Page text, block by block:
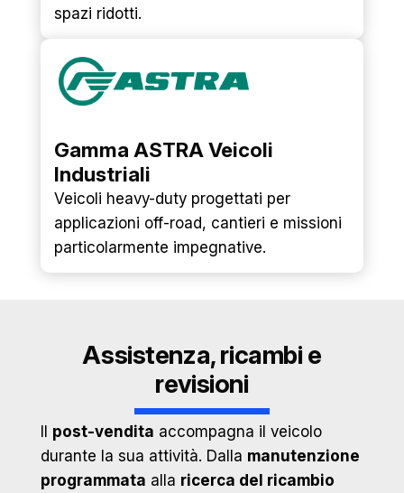
spazi ridotti.
Gamma ASTRA Veicoli
Industriali
Veicoli heavy-duty progettati per
applicazioni off-road, cantieri e missioni
particolarmente impegnative.
Assistenza, ricambi e
revisioni
Il post-vendita accompagna il veicolo
durante la sua attività. Dalla manutenzione
programmata alla ricerca del ricambio